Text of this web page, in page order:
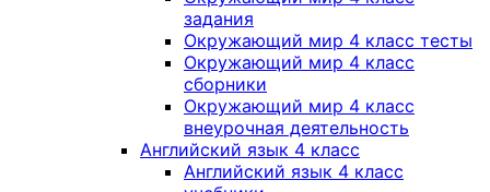
задания
Окружающий мир 4 класс тесты
Окружающий мир 4 класс
сборники
Окружающий мир 4 класс
внеурочная деятельность
Английский язык 4 класс
Английский язык 4 класс